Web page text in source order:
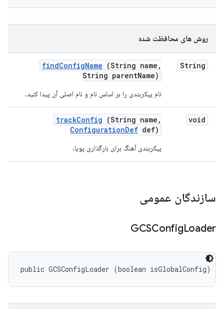
روش های محافظت شده
String
findConfigName (String name ,
String parentName)
نام پیکربندی را بر اساس نام و نام اصلی آن پیدا کنید.
void
trackConfig (String name ,
ConfigurationDef def)
پیکربندی آهنگ برای بارگذاری پویا.
سازندگان عمومی
GCSConfigLoader
public GCSConfigLoader (boolean isGlobalConfig)